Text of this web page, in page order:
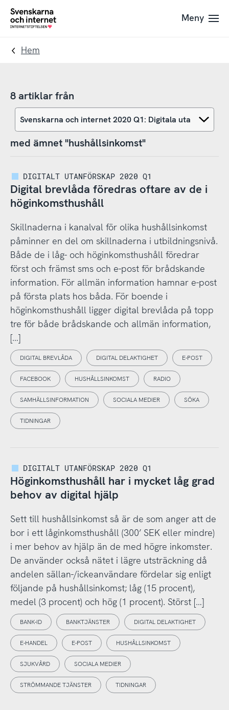
Till
navigation
Till
innehåll
To
Meny
Hem
8 artiklar från
med ämnet "hushållsinkomst"
DIGITALT UTANFÖRSKAP 2020 Q1
Digital brevlåda föredras oftare av de i
höginkomsthushåll
Skillnaderna i kanalval för olika hushållsinkomst
påminner en del om skillnaderna i utbildningsnivå.
Både de i låg- och höginkomsthushåll föredrar
först och främst sms och e-post för brådskande
information. För allmän information hamnar e-post
på första plats hos båda. För boende i
höginkomsthushåll ligger digital brevlåda på topp
tre för både brådskande och allmän information,
[…]
DIGITAL BREVLÅDA DIGITAL DELAKTIGHET E-POST
FACEBOOK HUSHÅLLSINKOMST RADIO
SAMHÄLLSINFORMATION SOCIALA MEDIER SÖKA
TIDNINGAR
DIGITALT UTANFÖRSKAP 2020 Q1
Höginkomsthushåll har i mycket låg grad
behov av digital hjälp
Sett till hushållsinkomst så är de som anger att de
bor i ett låginkomsthushåll (300’ SEK eller mindre)
i mer behov av hjälp än de med högre inkomster.
De använder också nätet i lägre utsträckning då
andelen sällan-/ickeanvändare fördelar sig enligt
följande på hushållsinkomst; låg (15 procent),
medel (3 procent) och hög (1 procent). Störst […]
BANK-ID BANKTJÄNSTER DIGITAL DELAKTIGHET
E-HANDEL E-POST HUSHÅLLSINKOMST
SJUKVÅRD SOCIALA MEDIER
STRÖMMANDE TJÄNSTER TIDNINGAR